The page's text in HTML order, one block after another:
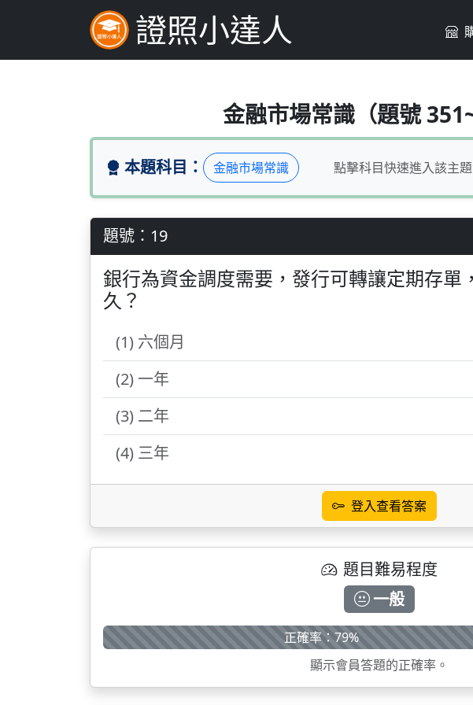
證照小達人
銀行為資金調度需要，發
金融市場常識（題號
本題科目： 金融市場常識 點擊科目快速進入該主
題號：19
銀行為資金調度需要，發行可轉讓定期存單
久？
(1) 六個月
(2) 一年
(3) 二年
(4) 三年
登入查看答案
題目難易程度
一般
正確率：79%
顯示會員答題的正確率。